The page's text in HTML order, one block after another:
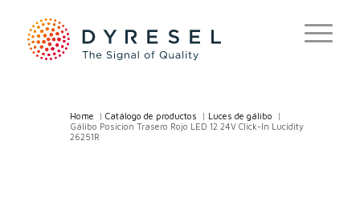
Home /Catálogo de productos Luces de gálibo
Gálibo Posicion Trasero Rojo LED 12 24V Click-In Lucidity
26251R